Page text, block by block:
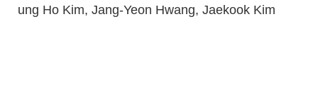
ung Ho Kim, Jang-Yeon Hwang, Jaekook Kim